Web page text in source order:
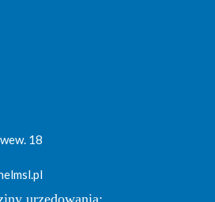
18